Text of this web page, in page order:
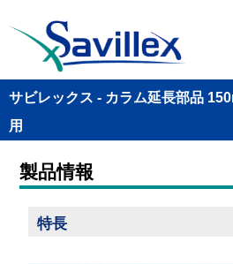
サビレックス - カラム延長部品
用
製品情報
特長